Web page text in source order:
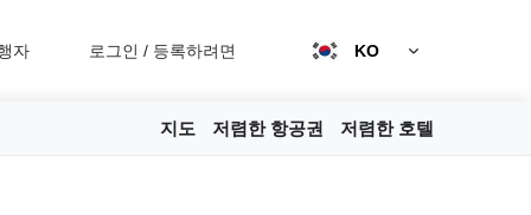
자 로그인 / 등록하려면 KO
지도 저렴한 항공권 저렴한 호텔